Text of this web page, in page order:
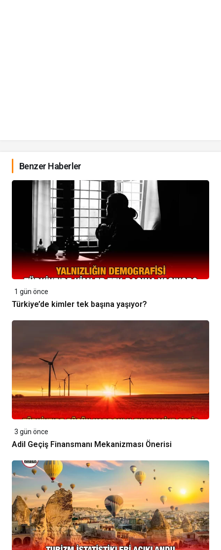
Benzer Haberler
1 gün önce
Türkiye’de kimler tek başına yaşıyor?
3 gün önce
Adil Geçiş Finansmanı Mekanizması Önerisi